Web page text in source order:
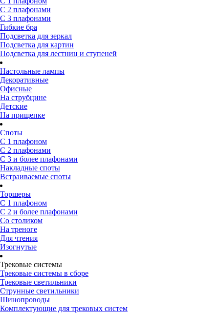
С 2 плафонами
С 3 плафонами
Гибкие бра
Подсветка для зеркал
Подсветка для картин
Подсветка для лестниц и ступеней
Настольные лампы
Декоративные
Офисные
На струбцине
Детские
На прищепке
Споты
С 1 плафоном
С 2 плафонами
С 3 и более плафонами
Накладные споты
Встраиваемые споты
Торшеры
С 1 плафоном
С 2 и более плафонами
Со столиком
На треноге
Для чтения
Изогнутые
Трековые системы
Трековые системы в сборе
Трековые светильники
Струнные светильники
Шинопроводы
Комплектующие для трековых систем